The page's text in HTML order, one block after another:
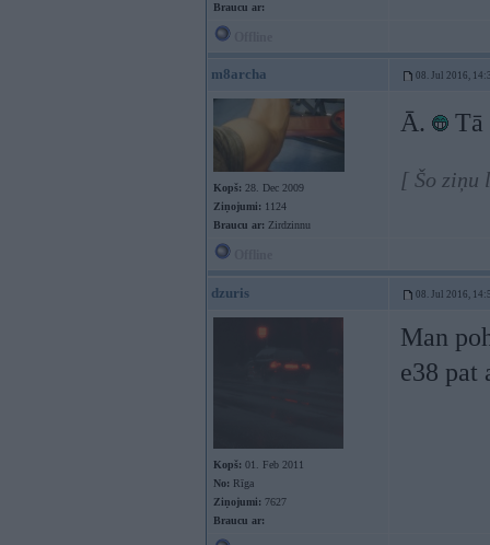
Braucu ar:
m8archa 08. Jul 2016,
Kopš: 28. Dec 2009
Ziņojumi: 1124
Braucu ar: Zirdzinnu
Ā.
[ Šo ziņu
dzuris 08. Jul 2016,
Kopš: 01. Feb 2011
No: Rīga
Ziņojumi: 7627
Braucu ar:
Man
e38 pat